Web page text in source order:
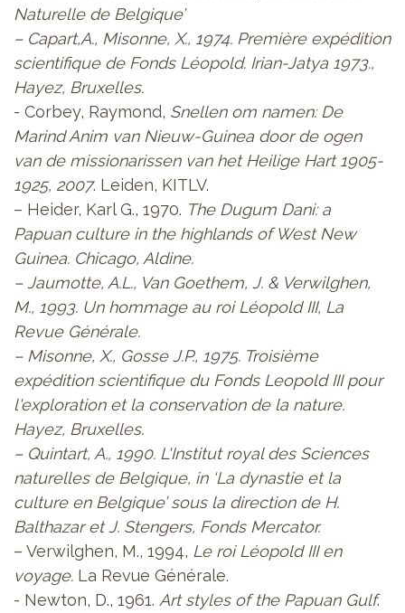
Naturelle de Belgique’
– Capart,A., Misonne, X., 1974. Première expédition
scientifique de Fonds Léopold. Irian-Jatya 1973.,
Hayez, Bruxelles.
- Corbey, Raymond, Snellen om namen: De
Marind Anim van Nieuw-Guinea door de ogen
van de missionarissen van het Heilige Hart 1905-
1925, 2007. Leiden, KITLV.
– Heider, Karl G., 1970. The Dugum Dani: a
Papuan culture in the highlands of West New
Guinea. Chicago, Aldine.
– Jaumotte, A.L., Van Goethem, J. & Verwilghen,
M., 1993. Un hommage au roi Léopold III, La
Revue Générale.
– Misonne, X., Gosse J.P., 1975. Troisième
expédition scientifique du Fonds Leopold III pour
l'exploration et la conservation de la nature.
Hayez, Bruxelles.
– Quintart, A., 1990. L'Institut royal des Sciences
naturelles de Belgique, in ‘La dynastie et la
culture en Belgique’ sous la direction de H.
Balthazar et J. Stengers, Fonds Mercator.
– Verwilghen, M., 1994, Le roi Léopold III en
voyage. La Revue Générale.
- Newton, D., 1961. Art styles of the Papuan Gulf.